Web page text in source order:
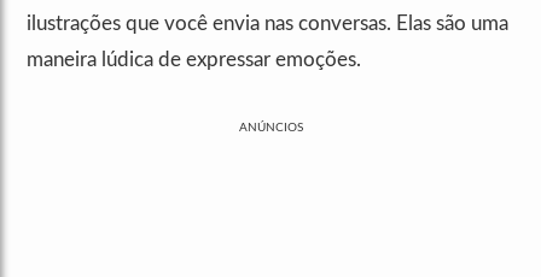
ilustrações que você envia nas conversas. Elas são uma
maneira lúdica de expressar emoções.
ANÚNCIOS